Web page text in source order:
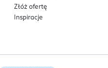
Złóż ofertę
Inspiracje